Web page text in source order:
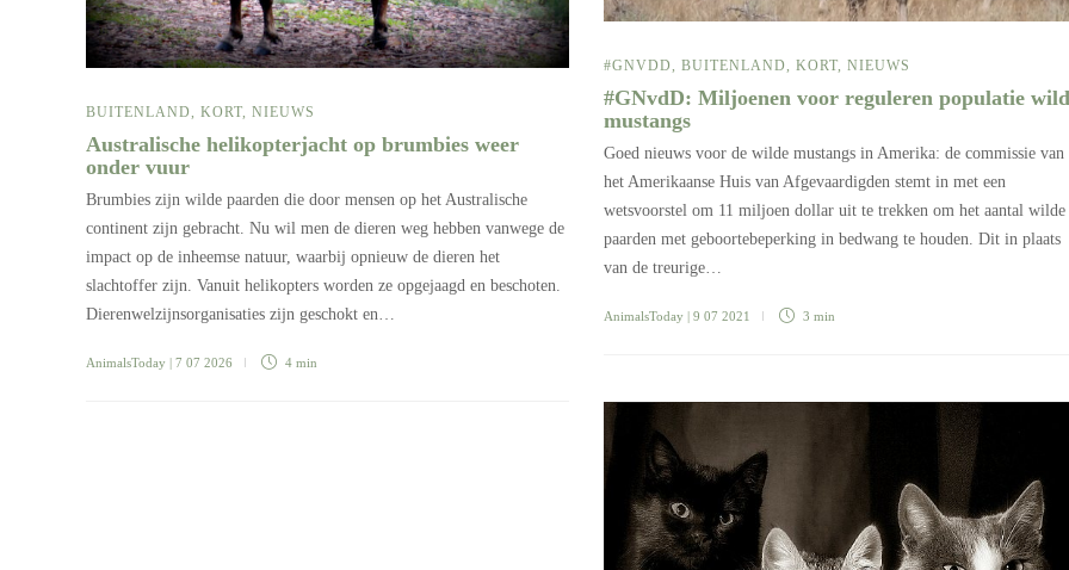
BUITENLAND, KORT, NIEUWS
Australische helikopterjacht op brumbies weer
onder vuur
Brumbies zijn wilde paarden die door mensen op het Australische
continent zijn gebracht. Nu wil men de dieren weg hebben vanwege de
impact op de inheemse natuur, waarbij opnieuw de dieren het
slachtoffer zijn. Vanuit helikopters worden ze opgejaagd en beschoten.
Dierenwelzijnsorganisaties zijn geschokt en…
AnimalsToday | 7 07 2026 4 min
#GNVDD BUITENLAND KORT NIEUWS
#GNvdD: Miljoenen voor reguleren populatie
mustangs
Goed nieuws voor de wilde mustangs in Amerika: de commissie van
het Amerikaanse Huis van Afgevaardigden stemt in met een
wetsvoorstel om 11 miljoen dollar uit te trekken om het aantal wilde
paarden met geboortebeperking in bedwang te houden. Dit in plaats
van de treurige…
AnimalsToday | 9 07 2021 3 min